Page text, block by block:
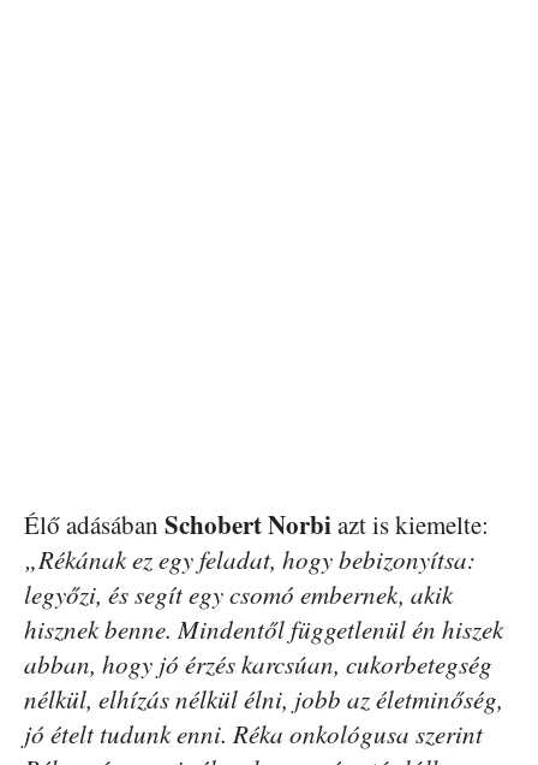
Élő adásában Schobert Norbiazt is kiemelte:
„Rékának ez egy feladat, hogy bebizonyítsa:
legyőzi, és segít egy csomó embernek, akik
hisznek benne. Mindentől függetlenül én hiszek
abban, hogy jó érzés karcsúan, cukorbetegség
nélkül, elhízás nélkül élni, jobb az életminőség,
jó ételt tudunk enni. Réka onkológusa szerint